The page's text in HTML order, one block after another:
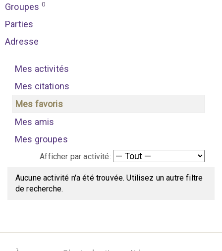
Groupes 0
Parties
Adresse
Mes activités
Mes citations
Mes favoris
Mes amis
Mes groupes
Afficher par activité:
Aucune activité n'a été trouvée. Utilisez un autre filtre
de recherche.